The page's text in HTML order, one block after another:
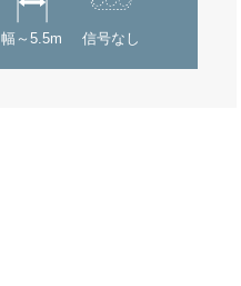
幅～5.5m 信号なし